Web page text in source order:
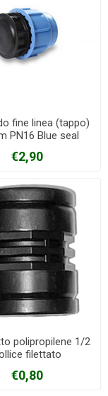
fine linea (tappo)
PN16 Blue seal
€2,90
polipropilene 1/2
filettato
€0,80